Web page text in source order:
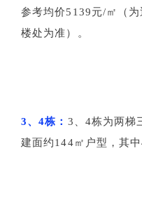
参考均价5139元/㎡（
楼处为准）。
3、4栋： 3、4栋为两梯
建面约144㎡户型，其中